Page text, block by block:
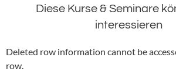
Diese Kurse & Seminare
interessieren
Deleted row information cannot be
row.